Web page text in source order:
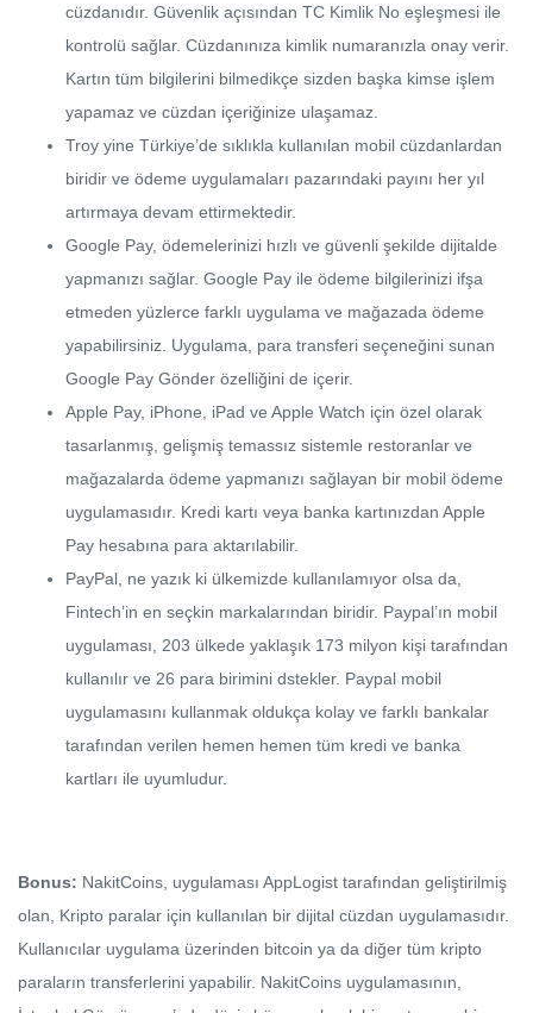
cüzdanıdır. Güvenlik açısından TC Kimlik No eşleşmesi ile
kontrolü sağlar. Cüzdanınıza kimlik numaranızla onay verir.
Kartın tüm bilgilerini bilmedikçe sizden başka kimse işlem
yapamaz ve cüzdan içeriğinize ulaşamaz.
Troy yine Türkiye’de sıklıkla kullanılan mobil cüzdanlardan
biridir ve ödeme uygulamaları pazarındaki payını her yıl
artırmaya devam ettirmektedir.
Google Pay, ödemelerinizi hızlı ve güvenli şekilde dijitalde
yapmanızı sağlar. Google Pay ile ödeme bilgilerinizi ifşa
etmeden yüzlerce farklı uygulama ve mağazada ödeme
yapabilirsiniz. Uygulama, para transferi seçeneğini sunan
Google Pay Gönder özelliğini de içerir.
Apple Pay, iPhone, iPad ve Apple Watch için özel olarak
tasarlanmış, gelişmiş temassız sistemle restoranlar ve
mağazalarda ödeme yapmanızı sağlayan bir mobil ödeme
uygulamasıdır. Kredi kartı veya banka kartınızdan Apple
Pay hesabına para aktarılabilir.
PayPal, ne yazık ki ülkemizde kullanılamıyor olsa da,
Fintech’in en seçkin markalarından biridir. Paypal’ın mobil
uygulaması, 203 ülkede yaklaşık 173 milyon kişi tarafından
kullanılır ve 26 para birimini dstekler. Paypal mobil
uygulamasını kullanmak oldukça kolay ve farklı bankalar
tarafından verilen hemen hemen tüm kredi ve banka
kartları ile uyumludur.
Bonus: NakitCoins, uygulaması AppLogist tarafından geliştirilmiş
olan, Kripto paralar için kullanılan bir dijital cüzdan uygulamasıdır.
Kullanıcılar uygulama üzerinden bitcoin ya da diğer tüm kripto
paraların transferlerini yapabilir. NakitCoins uygulamasının,